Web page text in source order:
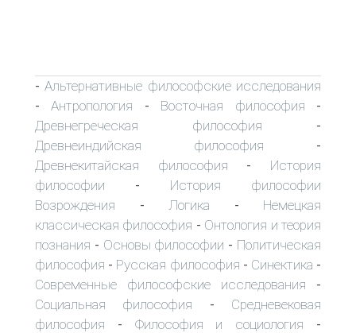
-Альтернативные философские исследования
-Антропология - Восточная философия -
Древнегреческая философия -
Древнеиндийская философия -
Древнекитайская философия - История
философии - История философии
Возрождения - Логика - Немецкая
классическая философия - Онтология и теория
познания - Основы философии - Политическая
философия - Русская философия - Синектика -
Современные философские исследования -
Социальная философия - Средневековая
философия - Философия и социология -